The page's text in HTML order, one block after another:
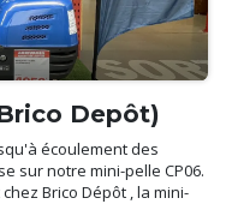
Depôt)
écoulement des
sur notre mini-pelle CP06.
Brico Dépôt , la mini-